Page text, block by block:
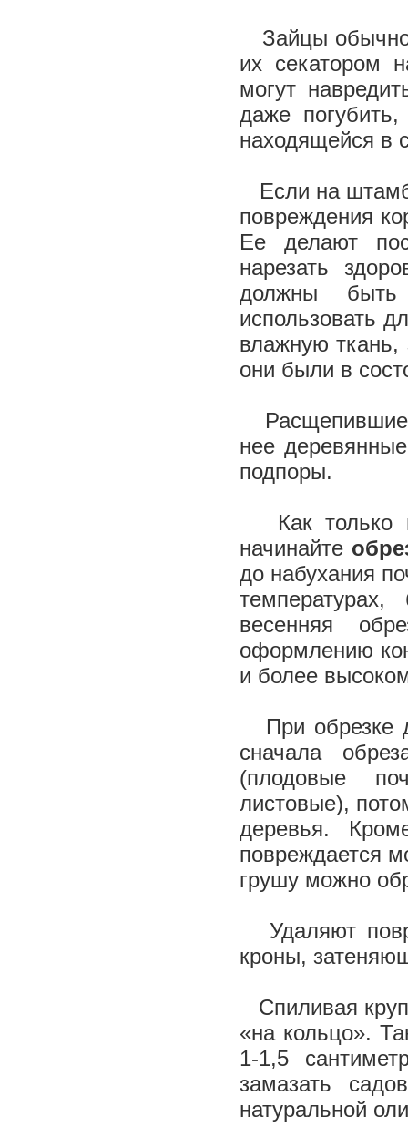
Зайцы обычно
их секатором
могут
даже
находящейся в
Если на
повреждения
Ее делают
нарезать
должны быть
использовать
влажную
они были в
нее
подпоры.
Как только
начинайте
до набухания
весенняя
оформлению
и более
При обрезке
сначала
(плодовые
листовые),
деревья.
повреждается
грушу можно
Удаляют
кроны,
Спиливая
«на кольцо».
1-1,5
замазать
натуральной